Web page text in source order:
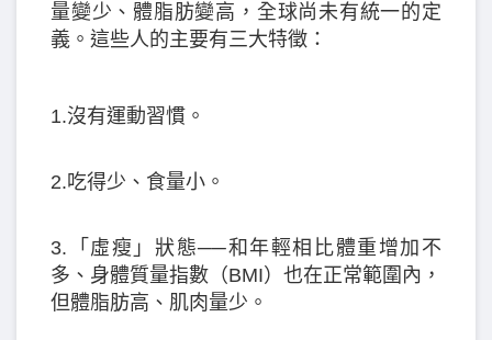
量變少、體脂肪變高，全球尚未有統一的定
義。這些人的主要有三大特徵：
1.沒有運動習慣。
2.吃得少、食量小。
3.「虛瘦」狀態──和年輕相比體重增加不
多、身體質量指數（BMI）也在正常範圍內，
但體脂肪高、肌肉量少。